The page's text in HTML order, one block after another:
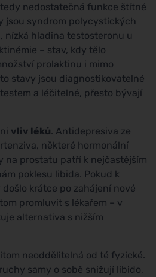
nedostatečná funkce štítné
jsou syndrom polycystických
nízká hladina testosteronu u
– stav, kdy tělo
prolaktinu i mimo
stavy jsou diagnostikovatelné
a léčitelné, přesto bývají
vliv léků. Antidepresiva ze
některé hormonální
na prostatu patří k nejčastějším
poklesu libida. Pokud k
krátce po zahájení nové
promluvit s lékařem – v
alternativa s nižším
neoddělitelná od té fyzické.
samy o sobě snižují libido,